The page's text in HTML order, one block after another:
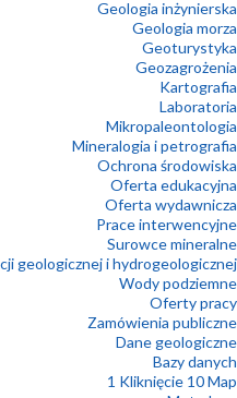
Geologia inżynierska
Geologia morza
Geoturystyka
Geozagrożenia
Kartografia
Laboratoria
Mikropaleontologia
Mineralogia i petrografia
Ochrona środowiska
Oferta edukacyjna
Oferta wydawnicza
Prace interwencyjne
Surowce mineralne
geologicznej i hydrogeologicznej
Wody podziemne
Oferty pracy
Zamówienia publiczne
Dane geologiczne
Bazy danych
1 Kliknięcie 10 Map